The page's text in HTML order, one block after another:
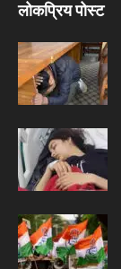
लोकप्रिय पोस्ट